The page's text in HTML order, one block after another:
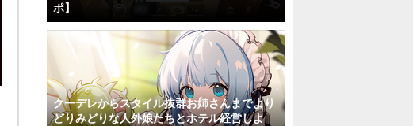
ポ】
クーデレからスタイル抜群お姉さんまでより
どりみどりな人外娘たちとホテル経営しよ